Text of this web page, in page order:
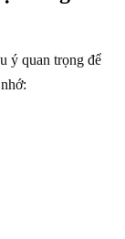
ý quan trọng để